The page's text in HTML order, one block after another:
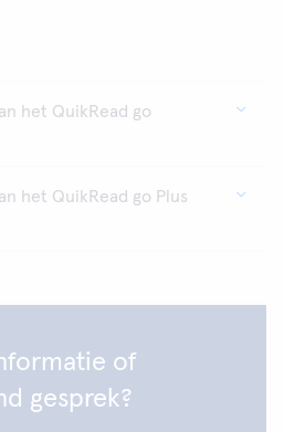
het QuikRead go
het QuikRead go Plus
of
gesprek?